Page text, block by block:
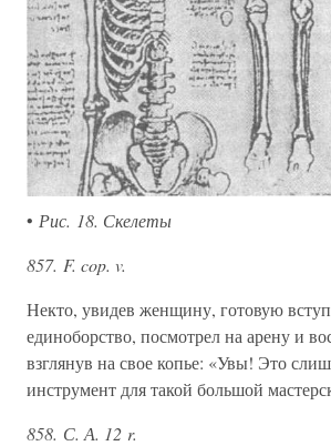
• Рис. 18. Скелеты
857. F. cop. v.
Некто, увидев женщину, готовую
единоборство, посмотрел на арену и
взглянув на свое копье: «Увы! Это
инструмент для такой большой
858. С. А. 12 r.